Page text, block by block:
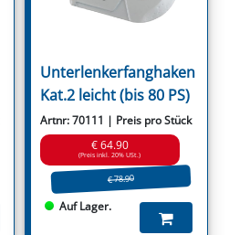
Unterlenkerfanghaken
Kat.2 leicht (bis 80 PS)
Artnr: 70111 | Preis pro Stück
€ 64.90
(Preis inkl. 20% USt.)
€ 78.90
Auf Lager.